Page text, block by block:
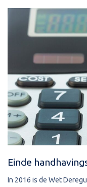
Einde
In 2016 is de Wet